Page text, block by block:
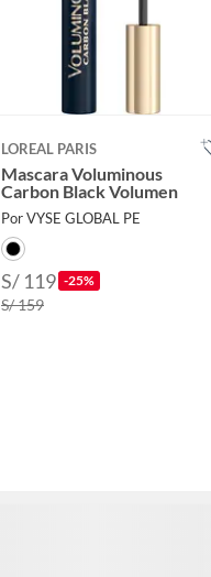
LOREAL PARIS
Mascara Voluminous
Carbon Black Volumen
Por VYSE GLOBAL PE
S/ 119 -25%
S/ 159